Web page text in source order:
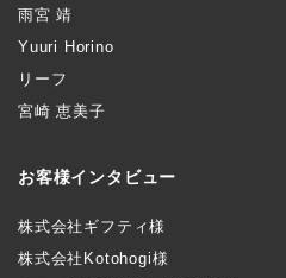
雨宮 靖
Yuuri Horino
リーフ
宮崎 恵美子
お客様インタビュー
株式会社ギフティ様
株式会社Kotohogi様